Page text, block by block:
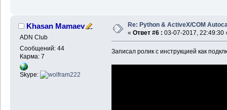
Khasan Mamaev
ADN Club
Сообщений: 44
Карма: 7
Skype:
Re: Python & ActiveX/COM
« Ответ #6 : 03-07-2017, 22:49:30
Записал ролик с инструкцией как